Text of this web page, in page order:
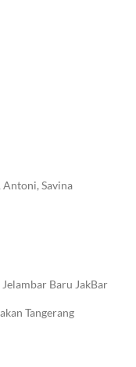
Antoni, Savina
Baru JakBar
Tangerang